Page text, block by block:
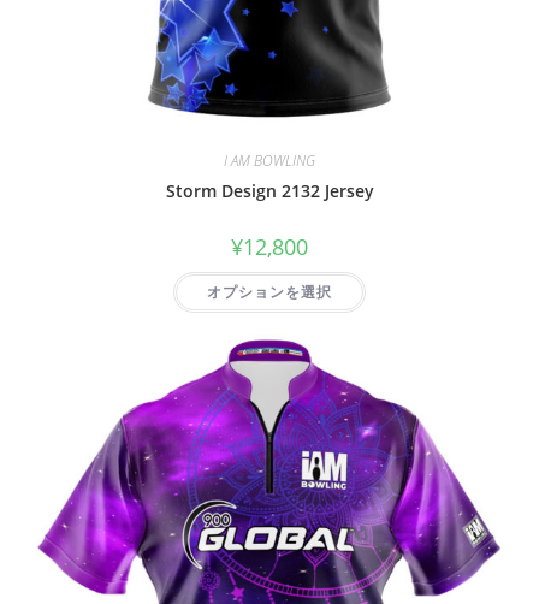
I AM BOWLING
Storm Design 2132 Jersey
¥12,800
オプションを選択